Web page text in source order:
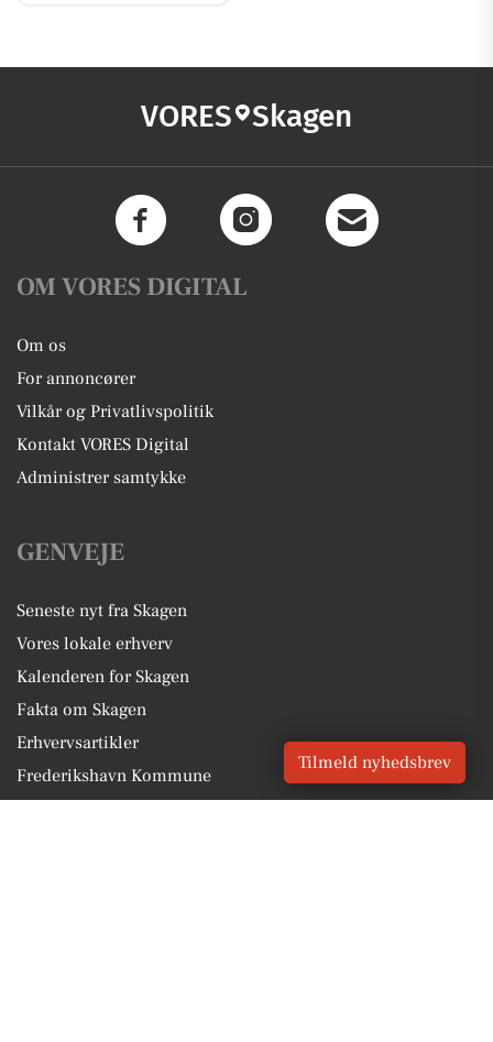
VORES Skagen
OM VORES DIGITAL
Om os
For annoncører
Vilkår og Privatlivspolitik
Kontakt VORES Digital
Administrer samtykke
GENVEJE
Seneste nyt fra Skagen
Vores lokale erhverv
Kalenderen for Skagen
Fakta om Skagen
Erhvervsartikler
Frederikshavn Kommune
Tilmeld nyhedsbrev